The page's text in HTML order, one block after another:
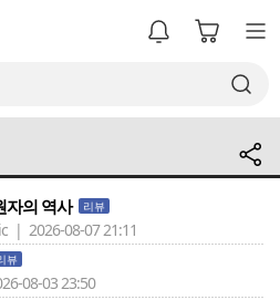
자의 역사 리뷰
| 2026-08-07 21:11
뷰
08-03 23:50